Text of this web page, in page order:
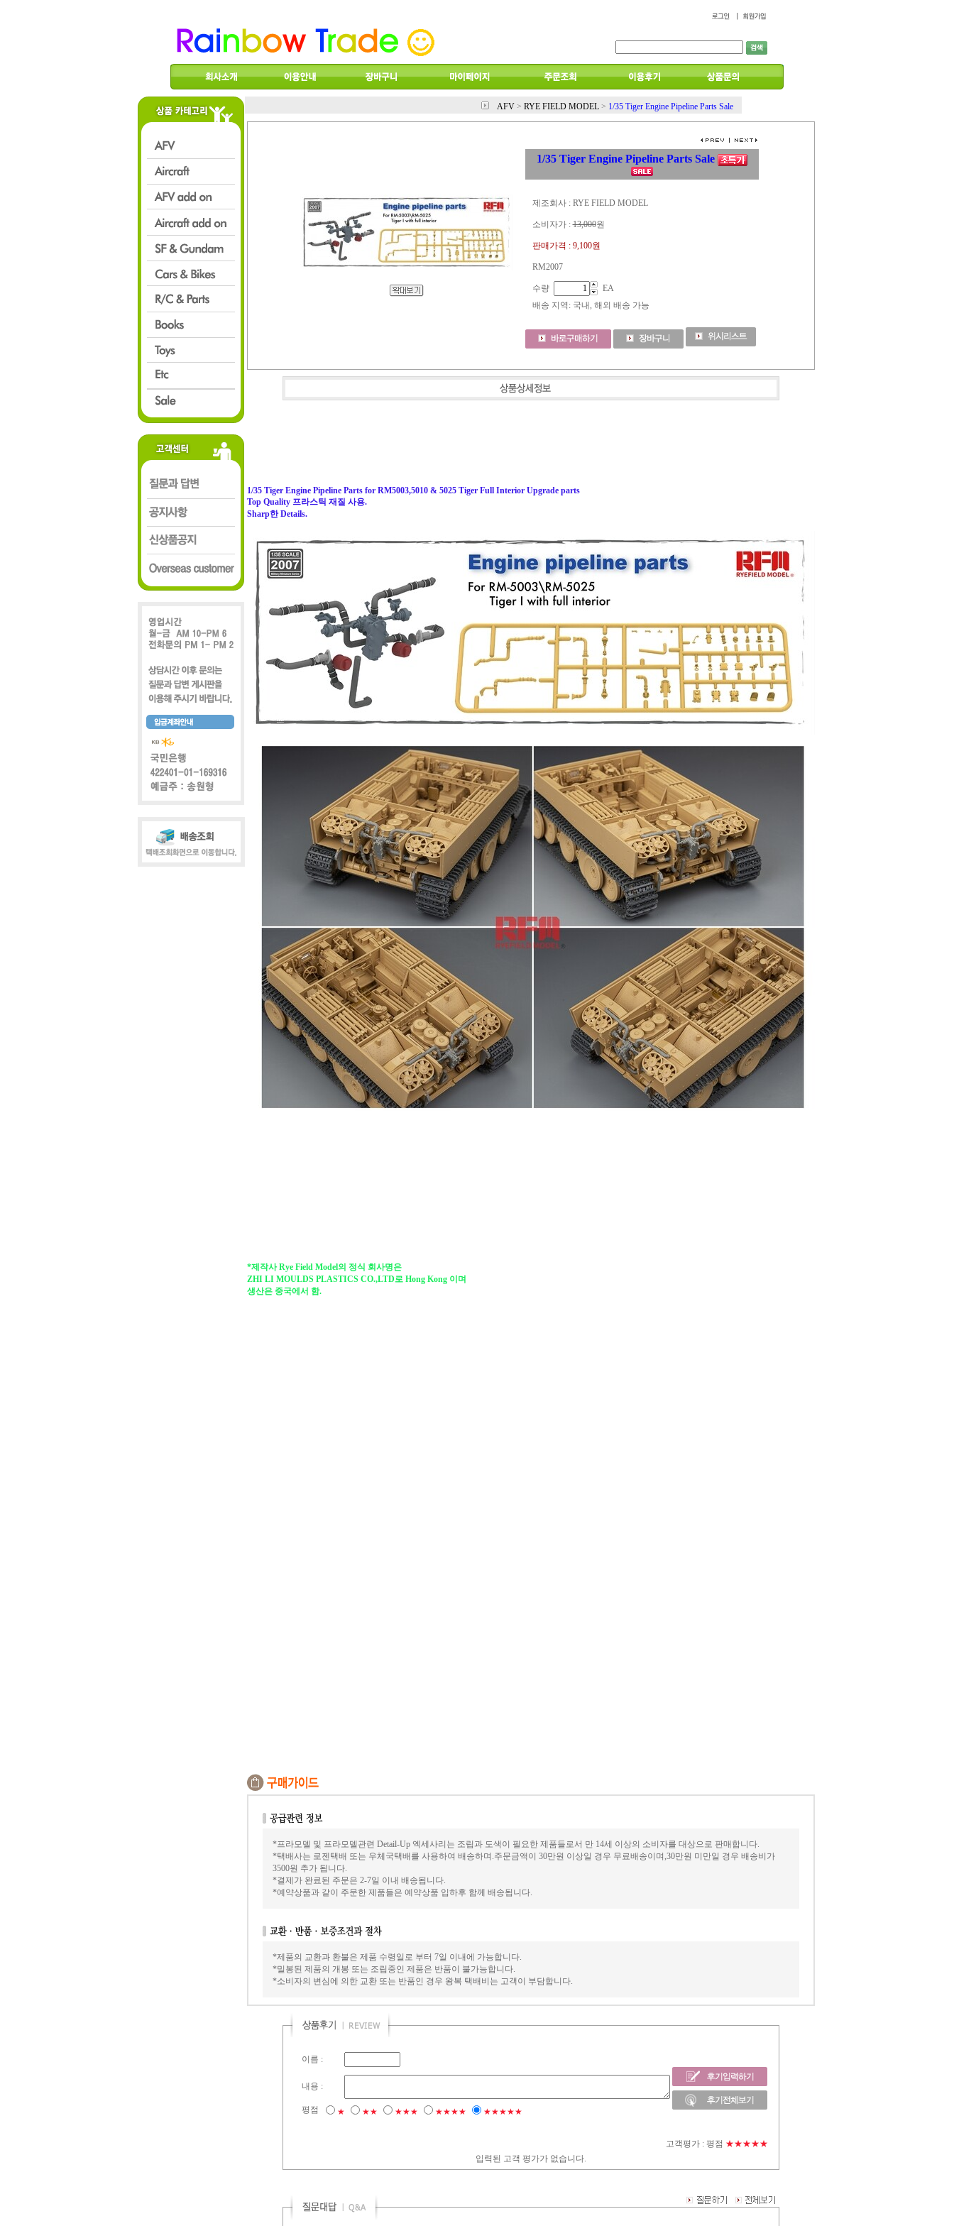
AFV > RYE FIELD MODEL > 1/35 Tiger Engine Pipeline Parts Sale
1/35 Tiger Engine Pipeline Parts Sale
제조회사 : RYE FIELD MODEL
소비자가 :13,000원
판매가격 : 9,100원
RM2007
수량
EA
배송 지역 : 국내, 해외 배송 가능
1/35 Tiger Engine Pipeline Parts for RM5003,5010 & 5025 Tiger Full Interior Upgrade parts
Top Quality 프라스틱 재질 사용.
Sharp한 Details.
*제작사 Rye Field Model의 정식 회사명은
ZHI LI MOULDS PLASTICS CO.,LTD로 Hong Kong 이며
생산은 중국에서 함.
*프라모델 및 프라모델관련 Detail-Up 엑세사리는 조립과 도색이 필요한 제품들로서 만 14세 이상의 소비자를 대상으로 판매합니다.
*택배사는 로젠택배 또는 우체국택배를 사용하여 배송하며.주문금액이 30만원 이상일 경우 무료배송이며,30만원 미만일 경우 배송비가
3500원 추가 됩니다.
*결제가 완료된 주문은 2-7일 이내 배송됩니다.
*예약상품과 같이 주문한 제품들은 예약상품 입하후 함께 배송됩니다.
*제품의 교환과 환불은 제품 수령일로 부터 7일 이내에 가능합니다.
*밀봉된 제품의 개봉 또는 조립중인 제품은 반품이 불가능합니다.
*소비자의 변심에 의한 교환 또는 반품인 경우 왕복 택배비는 고객이 부담합니다.
이름 :
내용 :
평점 ★ ★★ ★★★ ★★★★ ★★★★★
고객평가 : 평점 ★★★★★
입력된 고객 평가가 없습니다.